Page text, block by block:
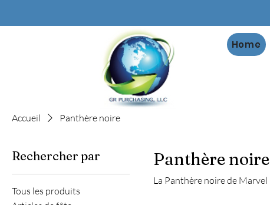
Home
Accueil Panthère noire
Rechercher par
Tous les produits
Panthère noire
La Panthère noire de Marvel